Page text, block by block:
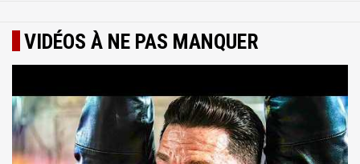
VIDÉOS À NE PAS MANQUER